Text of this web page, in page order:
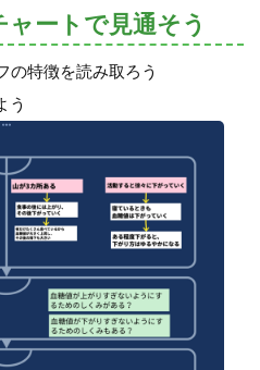
ートで見通そう
の特徴を読み取ろう
う